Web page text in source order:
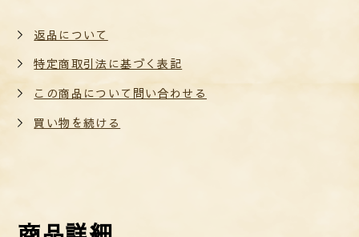
返品について
特定商取引法に基づく表記
この商品について問い合わせる
買い物を続ける